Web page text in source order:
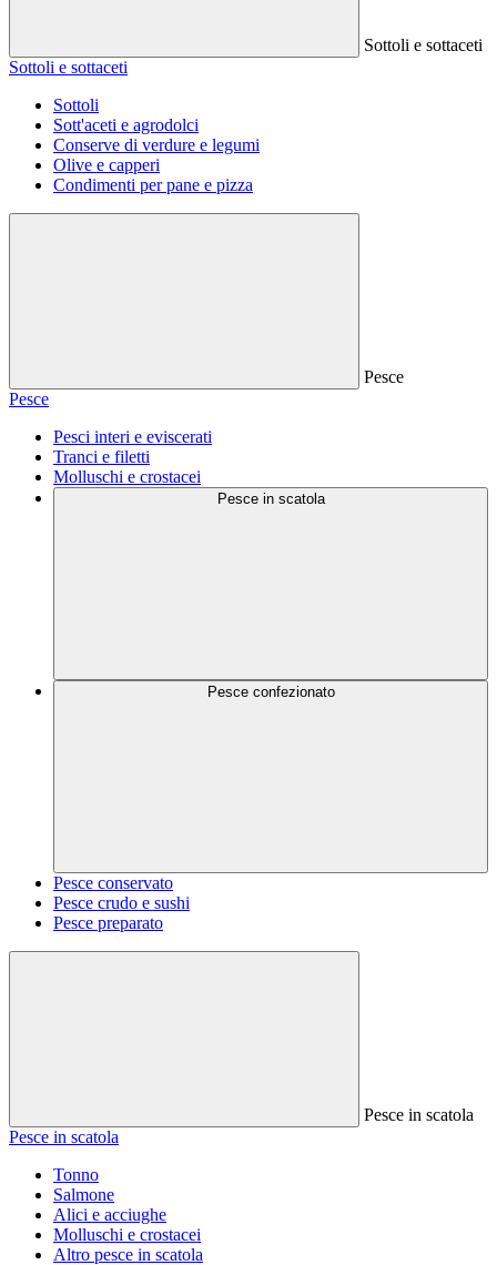
Sottoli e sottaceti
Sottoli e sottaceti
Sottoli
Sott'aceti e agrodolci
Conserve di verdure e legumi
Olive e capperi
Condimenti per pane e pizza
Pesce
Pesce
Pesci interi e eviscerati
Tranci e filetti
Molluschi e crostacei
Pesce in scatola
Pesce confezionato
Pesce conservato
Pesce crudo e sushi
Pesce preparato
Pesce in scatola
Pesce in scatola
Tonno
Salmone
Alici e acciughe
Molluschi e crostacei
Altro pesce in scatola